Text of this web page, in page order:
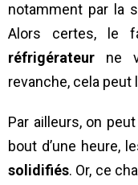
notamment par la
Alors certes, le
réfrigérateur ne
revanche, cela
Par ailleurs, on
bout d’une heure,
solidifiés. Or, ce